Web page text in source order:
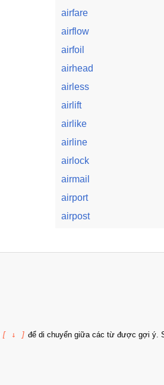
airfare
airflow
airfoil
airhead
airless
airlift
airlike
airline
airlock
airmail
airport
airpost
[ ↓ ] để di chuyển giữa các từ được gợi ý.